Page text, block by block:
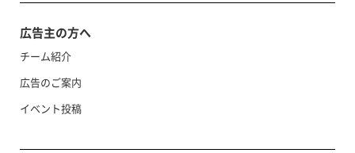
広告主の方へ
チーム紹介
広告のご案内
イベント投稿